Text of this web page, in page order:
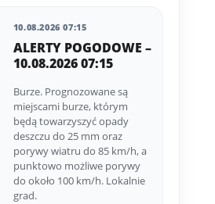
10.08.2026 07:15
ALERTY POGODOWE –
10.08.2026 07:15
Burze. Prognozowane są
miejscami burze, którym
będą towarzyszyć opady
deszczu do 25 mm oraz
porywy wiatru do 85 km/h, a
punktowo możliwe porywy
do około 100 km/h. Lokalnie
grad.